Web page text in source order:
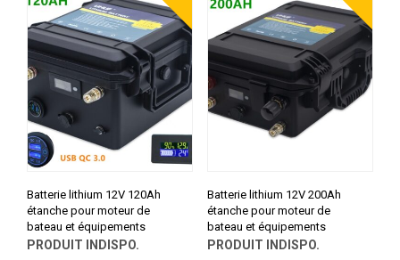
Batterie lithium 12V 120Ah
étanche pour moteur de
bateau et équipements
PRODUIT INDISPO.
Batterie lithium 12V 200Ah
étanche pour moteur de
bateau et équipements
PRODUIT INDISPO.